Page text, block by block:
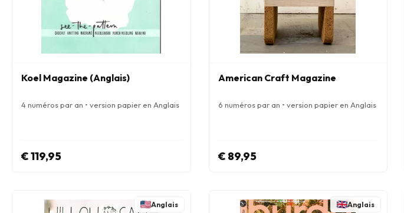
Koel Magazine (Anglais)
4 numéros par an • version papier en Anglais
€ 119,95
American Craft Magazine
6 numéros par an • version papier en Anglais
€ 89,95
Anglais Anglais